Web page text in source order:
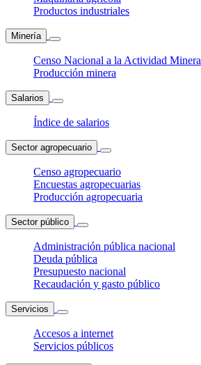
Productos industriales
Minería
Censo Nacional a la Actividad Minera
Producción minera
Salarios
Índice de salarios
Sector agropecuario
Censo agropecuario
Encuestas agropecuarias
Producción agropecuaria
Sector público
Administración pública nacional
Deuda pública
Presupuesto nacional
Recaudación y gasto público
Servicios
Accesos a internet
Servicios públicos